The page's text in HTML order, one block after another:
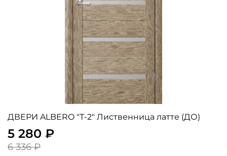
ДВЕРИ ALBERO "Т-2" Лиственница латте (ДО)
5 280 ₽
6 336 ₽